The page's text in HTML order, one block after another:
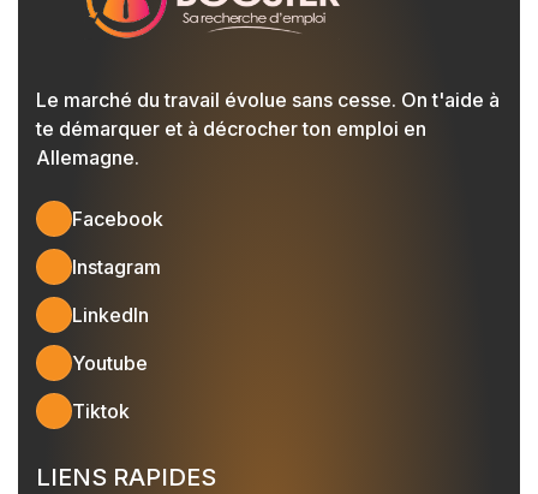
Le marché du travail évolue sans cesse. On t'aide à
te démarquer et à décrocher ton emploi en
Allemagne.
Facebook
Instagram
LinkedIn
Youtube
Tiktok
LIENS RAPIDES